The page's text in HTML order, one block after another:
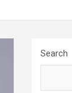
Search